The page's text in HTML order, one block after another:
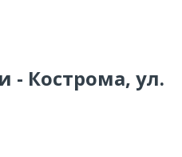
- Кострома, ул.